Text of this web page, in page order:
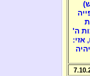
ה'
אזי: